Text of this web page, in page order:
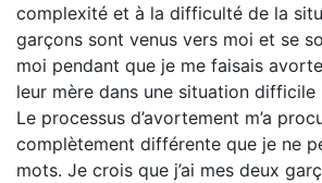
complexité et à la difficulté de la
garçons sont venus vers moi et se
moi pendant que je me faisais
leur mère dans une situation difficile
Le processus d’avortement m’a
complètement différente que je ne
mots. Je crois que j’ai mes deux